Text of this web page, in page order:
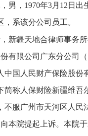
男，1970年3月12日出
系该分公司员工。
新疆天地合律师事务
有限公司广东分公司
中国人民财产保险股份
简称人保财险新疆维吾
不服广州市天河区人民
本院提起上诉。本院